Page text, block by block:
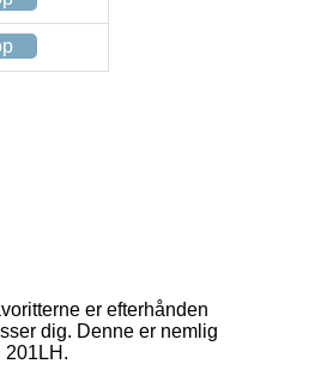
er efterhånden
dig. Denne er nemlig
201LH.